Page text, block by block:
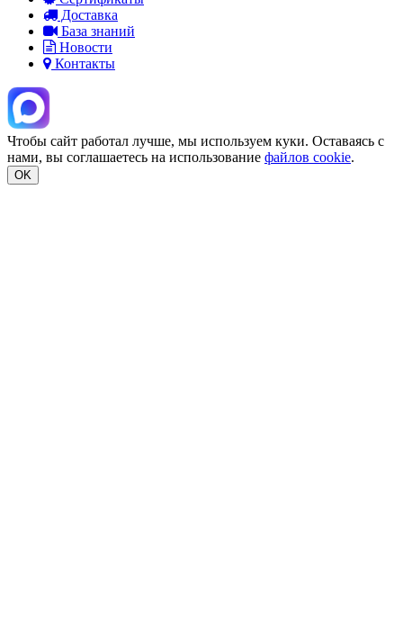
Доставка
База знаний
Новости
Контакты
Чтобы сайт работал лучше, мы используем куки. Оставаясь с
нами, вы соглашаетесь на использование файлов cookie.
OK